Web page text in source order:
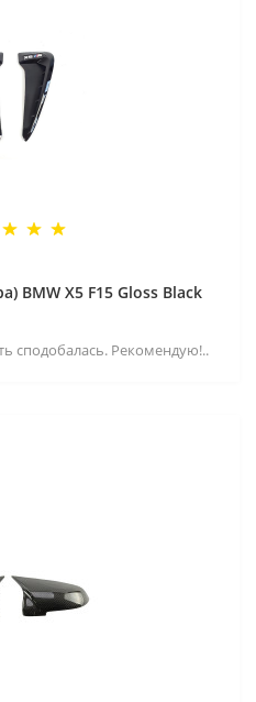
BMW X5 F15 Gloss Black
сподобалась. Рекомендую!..